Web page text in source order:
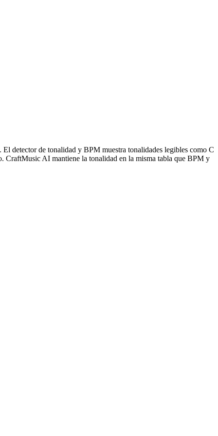
detector de tonalidad y BPM muestra tonalidades legibles como C
CraftMusic AI mantiene la tonalidad en la misma tabla que BPM y